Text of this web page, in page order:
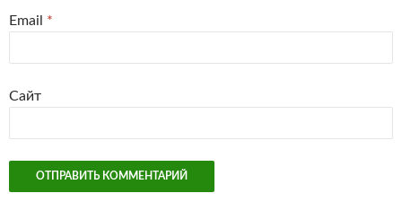
Email *
Сайт